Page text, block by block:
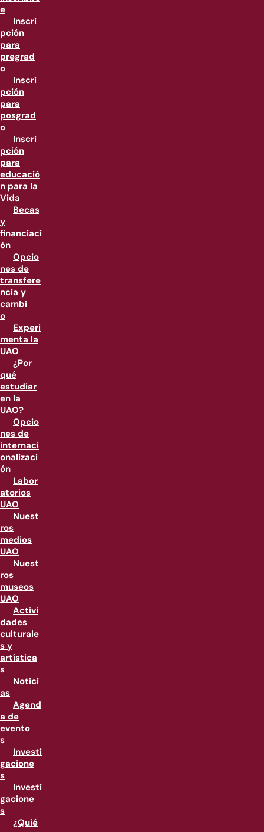
e
Inscri
pción
para
pregrad
o
Inscri
pción
para
posgrad
o
Inscri
pción
para
educació
n para la
Vida
Becas
y
financiaci
ón
Opcio
nes de
transfere
ncia y
cambi
o
Experi
menta la
UAO
¿Por
qué
estudiar
en la
UAO?
Opcio
nes de
internaci
onalizaci
ón
Labor
atorios
UAO
Nuest
ros
medios
UAO
Nuest
ros
museos
UAO
Activi
dades
culturale
s y
artística
s
Notici
as
Agend
a de
evento
s
Investi
gacione
s
Investi
gacione
s
¿Quié